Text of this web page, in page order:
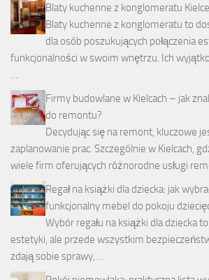
Blaty kuchenne z konglomeratu Kielce
Blaty kuchenne z konglomeratu to
dla osób poszukujących połączenia
funkcjonalności w swoim wnętrzu. Ich
…
Firmy budowlane w Kielcach – jak
do remontu?
Decydując się na remont, kluczowe
zaplanowanie prac. Szczególnie w Kielcach,
wiele firm oferujących różnorodne usługi
Regał na książki dla dziecka: jak
funkcjonalny mebel do pokoju
Wybór regału na książki dla dziecka
estetyki, ale przede wszystkim
zdają sobie sprawy, …